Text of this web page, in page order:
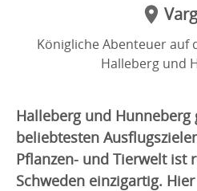
Königliche Abenteuer auf
Halleberg und
Halleberg und Hunneberg
beliebtesten
Pflanzen- und Tierwelt ist
Schweden einzigartig.